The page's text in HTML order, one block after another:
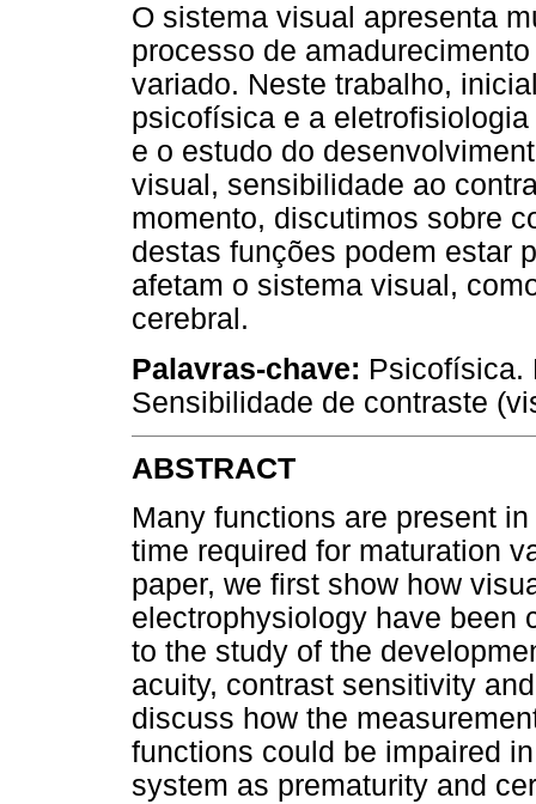
O sistema visual apresenta
processo de
variado. Neste trabalho,
psicofísica e a
e o estudo do
visual, sensibilidade ao
momento, discutimos sobre
destas funções podem estar
afetam o sistema visual,
cerebral.
Palavras-chave: Psicofísica.
Sensibilidade de contraste
ABSTRACT
Many functions are present
time required for maturation
paper, we first show how
electrophysiology have been
to the study of the
acuity, contrast sensitivity
discuss how the
functions could be impaired
system as prematurity and